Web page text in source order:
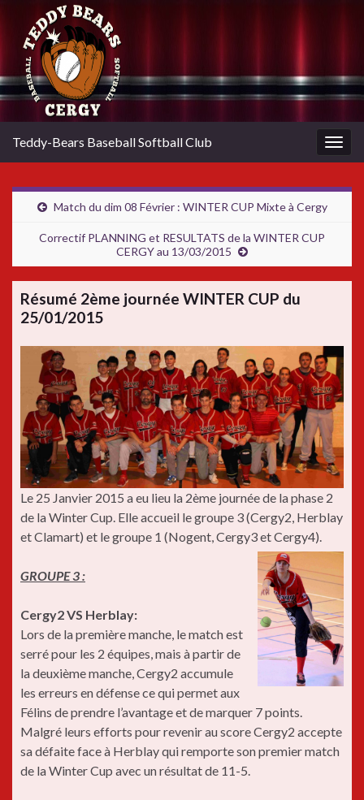
Teddy-Bears Baseball Softball Club
Match du dim 08 Février : WINTER CUP Mixte à Cergy
Correctif PLANNING et RESULTATS de la WINTER CUP
CERGY au 13/03/2015
Résumé 2ème journée WINTER CUP du
25/01/2015
Le 25 Janvier 2015 a eu lieu la 2ème journée de la phase 2
de la Winter Cup. Elle accueil le groupe 3 (Cergy2, Herblay
et Clamart) et le groupe 1 (Nogent, Cergy3 et Cergy4).
GROUPE 3 :
Cergy2 VS Herblay:
Lors de la première manche, le match est
serré pour les 2 équipes, mais à partir de
la deuxième manche, Cergy2 accumule
les erreurs en défense ce qui permet aux
Félins de prendre l’avantage et de marquer 7 points.
Malgré leurs efforts pour revenir au score Cergy2 accepte
sa défaite face à Herblay qui remporte son premier match
de la Winter Cup avec un résultat de 11-5.